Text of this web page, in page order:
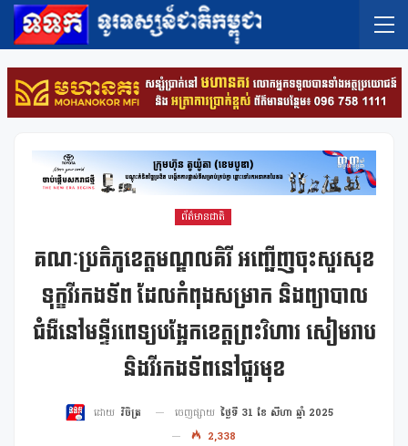
ព័ត៌មានជាតិ
គណៈប្រតិភូខេត្តមណ្ឌលគិរី អញ្ជើញចុះសួរសុខ
ទុក្ខវីរកងទ័ព ដែលកំពុងសម្រាក និងព្យាបាល
ជំងឺនៅមន្ទីរពេទ្យបង្អែកខេត្តព្រះវិហារ សៀមរាប
និងវីរកងទ័ពនៅជួរមុខ
ដោយ វិចិត្រ ចេញផ្សាយ ថ្ងៃទី 31 ខែ សីហា ឆ្នាំ 2025
2,338